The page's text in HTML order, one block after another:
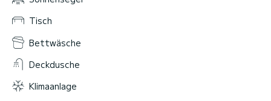
Tisch
Bettwäsche
Deckdusche
Klimaanlage